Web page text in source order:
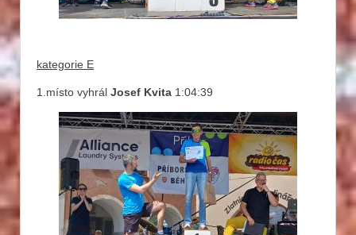
kategorie E
1.místo vyhrál Josef Kvita 1:04:39